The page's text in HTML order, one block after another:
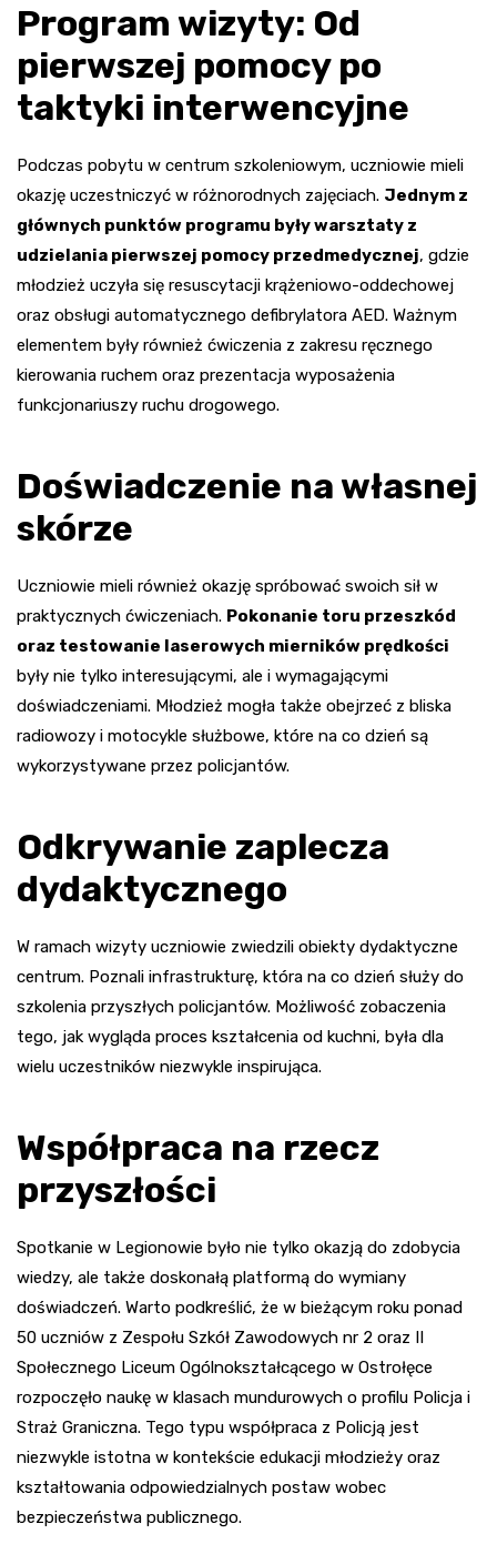
Program wizyty: Od
pierwszej pomocy po
taktyki interwencyjne
Podczas pobytu w centrum szkoleniowym, uczniowie mieli
okazję uczestniczyć w różnorodnych zajęciach. Jednym z
głównych punktów programu były warsztaty z
udzielania pierwszej pomocy przedmedycznej, gdzie
młodzież uczyła się resuscytacji krążeniowo-oddechowej
oraz obsługi automatycznego defibrylatora AED. Ważnym
elementem były również ćwiczenia z zakresu ręcznego
kierowania ruchem oraz prezentacja wyposażenia
funkcjonariuszy ruchu drogowego.
Doświadczenie na własnej
skórze
Uczniowie mieli również okazję spróbować swoich sił w
praktycznych ćwiczeniach. Pokonanie toru przeszkód
oraz testowanie laserowych mierników prędkości
były nie tylko interesującymi, ale i wymagającymi
doświadczeniami. Młodzież mogła także obejrzeć z bliska
radiowozy i motocykle służbowe, które na co dzień są
wykorzystywane przez policjantów.
Odkrywanie zaplecza
dydaktycznego
W ramach wizyty uczniowie zwiedzili obiekty dydaktyczne
centrum. Poznali infrastrukturę, która na co dzień służy do
szkolenia przyszłych policjantów. Możliwość zobaczenia
tego, jak wygląda proces kształcenia od kuchni, była dla
wielu uczestników niezwykle inspirująca.
Współpraca na rzecz
przyszłości
Spotkanie w Legionowie było nie tylko okazją do zdobycia
wiedzy, ale także doskonałą platformą do wymiany
doświadczeń. Warto podkreślić, że w bieżącym roku ponad
50 uczniów z Zespołu Szkół Zawodowych nr 2 oraz II
Społecznego Liceum Ogólnokształcącego w Ostrołęce
rozpoczęło naukę w klasach mundurowych o profilu Policja i
Straż Graniczna. Tego typu współpraca z Policją jest
niezwykle istotna w kontekście edukacji młodzieży oraz
kształtowania odpowiedzialnych postaw wobec
bezpieczeństwa publicznego.